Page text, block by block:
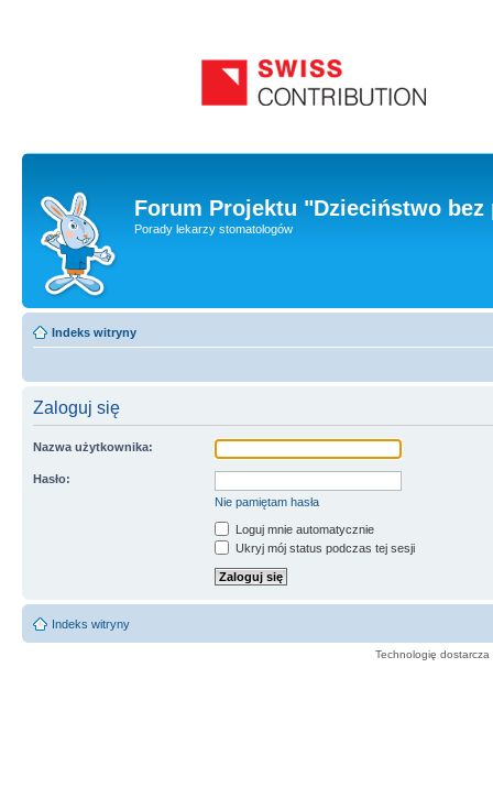
Forum Projektu "Dzieciństwo
Porady lekarzy stomatologów
Indeks witryny
Zaloguj się
Nazwa użytkownika:
Hasło:
Nie pamiętam hasła
Loguj mnie automatycznie
Ukryj mój status podczas tej sesji
Indeks witryny
Technologię dostarcza